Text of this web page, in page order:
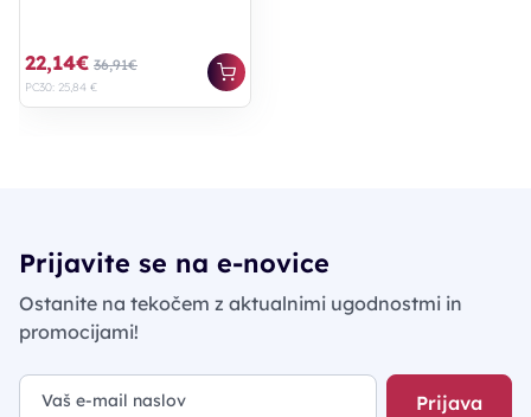
22,14€ 36,91€
PC30: 25,84 €
Prijavite se na e-novice
Ostanite na tekočem z aktualnimi ugodnostmi in
promocijami!
Prijava